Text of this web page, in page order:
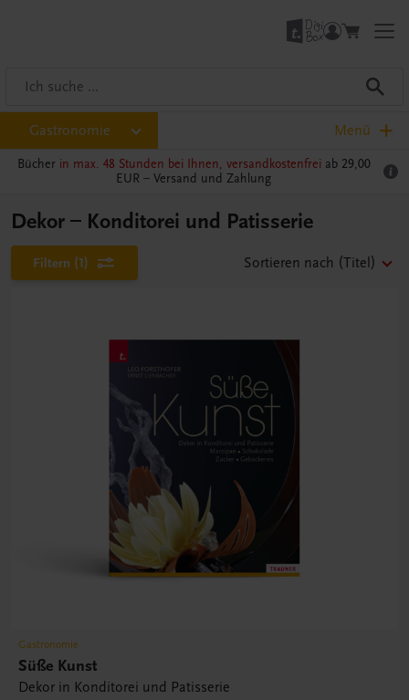
Gastronomie Menü
Bücher in max. 48 Stunden bei Ihnen, versandkostenfrei ab 29,00
EUR – Versand und Zahlung
Dekor – Konditorei und Patisserie
Filtern (1) Sortieren nach (Titel)
Gastronomie
Süße Kunst
Dekor in Konditorei und Patisserie